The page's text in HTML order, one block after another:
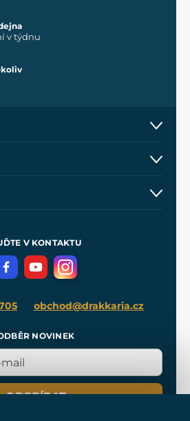
v týdnu
Come
V KONTAKTU
obchod@drakkaria.cz
NOVINEK
ODEBÍRAT